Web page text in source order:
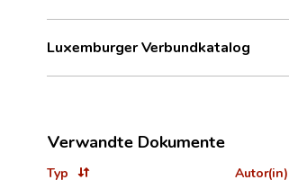
Luxemburger Verbundkatalog
Verwandte Dokumente
Typ Autor(in)